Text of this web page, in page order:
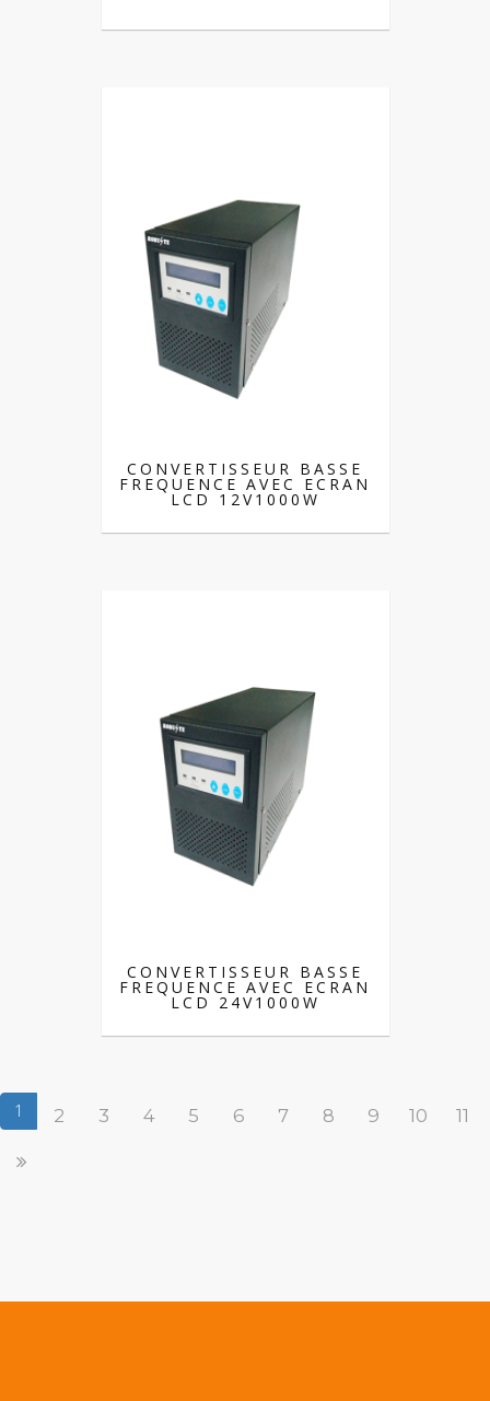
CONVERTISSEUR BASSE
FREQUENCE AVEC ECRAN
LCD 12V1000W
CONVERTISSEUR BASSE
FREQUENCE AVEC ECRAN
LCD 24V1000W
1 2 3 4 5 6 7 8 9 10 11